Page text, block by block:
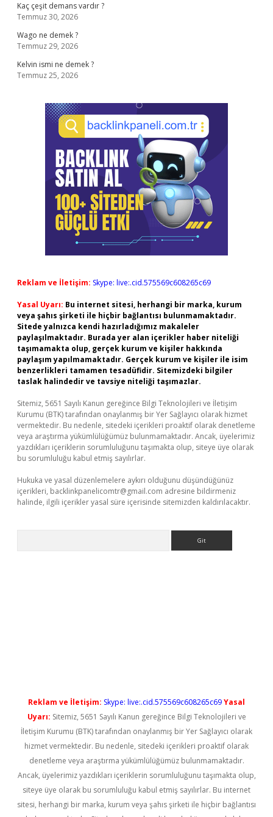
Kaç çeşit demans vardır ?
Temmuz 30, 2026
Wago ne demek ?
Temmuz 29, 2026
Kelvin ismi ne demek ?
Temmuz 25, 2026
Reklam ve İletişim: Skype: live:.cid.575569c608265c69
Yasal Uyarı: Bu internet sitesi, herhangi bir marka, kurum
veya şahıs şirketi ile hiçbir bağlantısı bulunmamaktadır.
Sitede yalnızca kendi hazırladığımız makaleler
paylaşılmaktadır. Burada yer alan içerikler haber niteliği
taşımamakta olup, gerçek kurum ve kişiler hakkında
paylaşım yapılmamaktadır. Gerçek kurum ve kişiler ile isim
benzerlikleri tamamen tesadüfidir. Sitemizdeki bilgiler
taslak halindedir ve tavsiye niteliği taşımazlar.
Sitemiz, 5651 Sayılı Kanun gereğince Bilgi Teknolojileri ve İletişim
Kurumu (BTK) tarafından onaylanmış bir Yer Sağlayıcı olarak hizmet
vermektedir. Bu nedenle, sitedeki içerikleri proaktif olarak denetleme
veya araştırma yükümlülüğümüz bulunmamaktadır. Ancak, üyelerimiz
yazdıkları içeriklerin sorumluluğunu taşımakta olup, siteye üye olarak
bu sorumluluğu kabul etmiş sayılırlar.
Hukuka ve yasal düzenlemelere aykırı olduğunu düşündüğünüz
içerikleri, backlinkpanelicomtr@gmail.com adresine bildirmeniz
halinde, ilgili içerikler yasal süre içerisinde sitemizden kaldırılacaktır.
Reklam ve İletişim: Skype: live:.cid.575569c608265c69Yasal
Uyarı: Sitemiz, 5651 Sayılı Kanun gereğince Bilgi Teknolojileri ve
İletişim Kurumu (BTK) tarafından onaylanmış bir Yer Sağlayıcı olarak
hizmet vermektedir. Bu nedenle, sitedeki içerikleri proaktif olarak
denetleme veya araştırma yükümlülüğümüz bulunmamaktadır.
Ancak, üyelerimiz yazdıkları içeriklerin sorumluluğunu taşımakta olup,
siteye üye olarak bu sorumluluğu kabul etmiş sayılırlar. Bu internet
sitesi, herhangi bir marka, kurum veya şahıs şirketi ile hiçbir bağlantısı